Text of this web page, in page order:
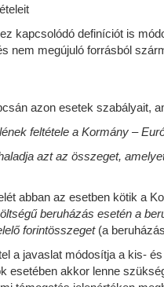
kapcsolódó definíciót is
nem megújuló forrásból
azon esetek szabályait,
feltétele a Kormány –
azt az összeget,
abban az esetben kötik a
beruházás esetén a
forintösszeget (a
a javaslat módosítja a kis-
esetében akkor lenne